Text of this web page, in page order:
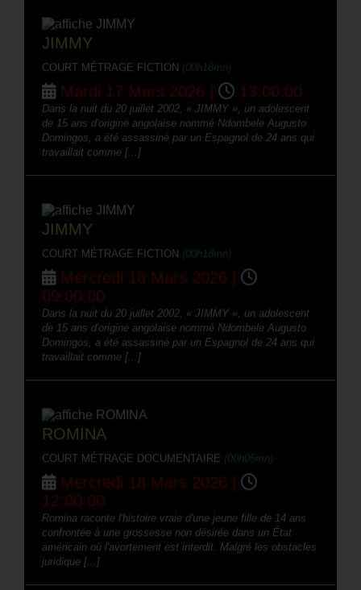
JIMMY
COURT MÉTRAGE FICTION (00h18mn)
Mardi 17 Mars 2026 | 13:00:00
Dans la nuit du 20 juillet 2002, « JIMMY », un adolescent
de 15 ans d'origine angolaise nommé Ndombele Augusto
Domingos, a été assassiné par un Espagnol de 24 ans qui
travaillait comme [...]
JIMMY
COURT MÉTRAGE FICTION (00h18mn)
Mercredi 18 Mars 2026 |
09:00:00
Dans la nuit du 20 juillet 2002, « JIMMY », un adolescent
de 15 ans d'origine angolaise nommé Ndombele Augusto
Domingos, a été assassiné par un Espagnol de 24 ans qui
travaillait comme [...]
ROMINA
COURT MÉTRAGE DOCUMENTAIRE (00h05mn)
Mercredi 18 Mars 2026 |
12:00:00
Romina raconte l'histoire vraie d'une jeune fille de 14 ans
confrontée à une grossesse non désirée dans un État
américain où l'avortement est interdit. Malgré les obstacles
juridique [...]